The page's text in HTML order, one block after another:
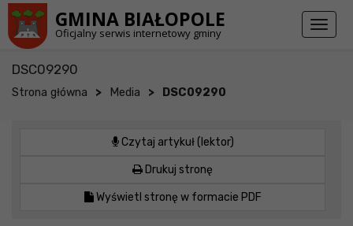
GMINA BIAŁOPOLE
Oficjalny serwis internetowy gminy
Toggle
DSC09290
Strona główna > Media > DSC09290
Czytaj artykuł (lektor)
Drukuj stronę
Wyświetl stronę w formacie PDF